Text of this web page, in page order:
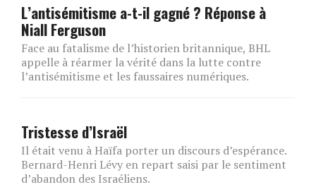
L’antisémitisme a-t-il gagné ? Réponse à
Niall Ferguson
Face au fatalisme de l’historien britannique, BHL
appelle à réarmer la vérité dans la lutte contre
l’antisémitisme et les faussaires numériques.
Tristesse d’Israël
Il était venu à Haïfa porter un discours d’espérance.
Bernard-Henri Lévy en repart saisi par le sentiment
d’abandon des Israéliens.